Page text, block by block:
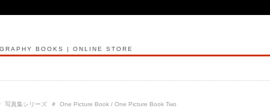
BOOKS | ONLINE STORE
写真集シリーズ ＃ One Picture Book / One Picture Book Two